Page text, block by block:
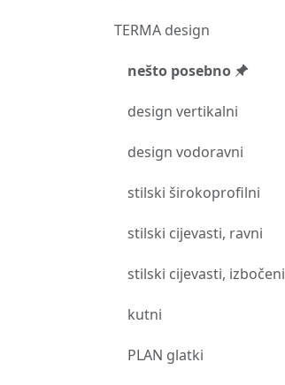
TERMA design
nešto posebno
design vertikalni
design vodoravni
stilski širokoprofilni
stilski cijevasti, ravni
stilski cijevasti, izbočeni
kutni
PLAN glatki